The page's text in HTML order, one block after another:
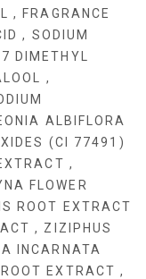
, FRAGRANCE
, SODIUM
DIMETHYL
,
ALBIFLORA
(CI 77491)
,
FLOWER
ROOT EXTRACT
, ZIZIPHUS
INCARNATA
EXTRACT ,